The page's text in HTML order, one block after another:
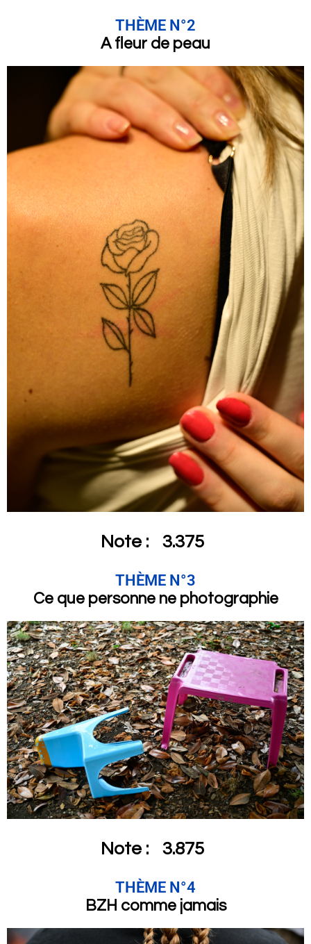
THÈME N°2
A fleur de peau
Note : 3.375
THÈME N°3
Ce que personne ne photographie
Note : 3.875
THÈME N°4
BZH comme jamais